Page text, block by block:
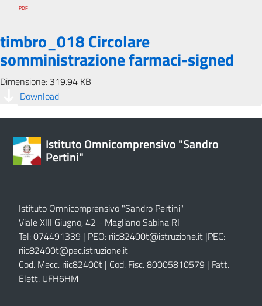
timbro_018 Circolare
somministrazione farmaci-signed
Dimensione: 319.94 KB
Download
Istituto Omnicomprensivo "Sandro
Pertini"
Istituto Omnicomprensivo "Sandro Pertini"
Viale XIII Giugno, 42 - Magliano Sabina RI
Tel: 074491339 | PEO: riic82400t@istruzione.it |PEC:
riic82400t@pec.istruzione.it
Cod. Mecc. riic82400t | Cod. Fisc. 80005810579 | Fatt.
Elett. UFH6HM